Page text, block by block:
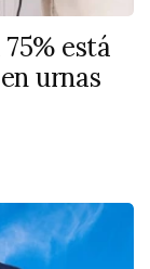
está
urnas